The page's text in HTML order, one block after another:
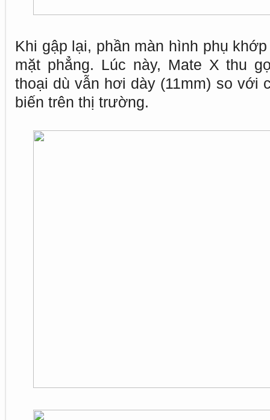
Khi gập lại, phần màn hình phụ
mặt phẳng. Lúc này, Mate X thu
thoại dù vẫn hơi dày (11mm) so với
biến trên thị trường.